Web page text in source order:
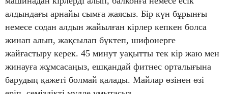
алдындағы арнайы сымға жаясыз. Бір күн бұрынғы
немесе содан алдын жайылған кірлер кепкен болса
жинап алып, жақсылап бүктеп, шифонерге
жайғастыру керек. 45 минут уақытты тек кір жаю мен
жинауға жұмсасаңыз, ешқандай фитнес орталығына
барудың қажеті болмай қалады. Майлар өзінен өзі